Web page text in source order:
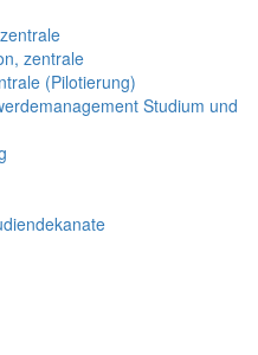
zentrale
(Pilotierung)
Studium und